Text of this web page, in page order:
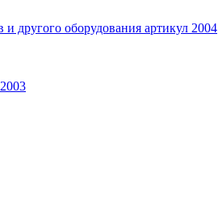
другого оборудования артикул 2004